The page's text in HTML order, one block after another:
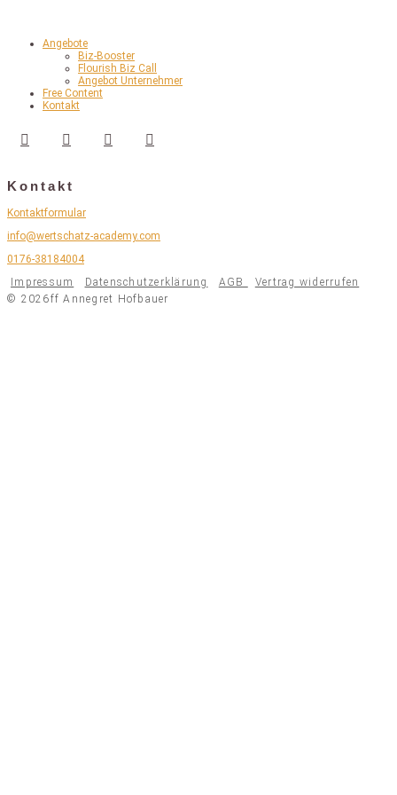
Angebote
Biz-Booster
Flourish Biz Call
Angebot Unternehmer
Free Content
Kontakt
Kontakt
Kontaktformular
info@wertschatz-academy.com
0176-38184004
Impressum
Datenschutzerklärung AGB
Vertrag widerrufen
© 2026ff Annegret Hofbauer